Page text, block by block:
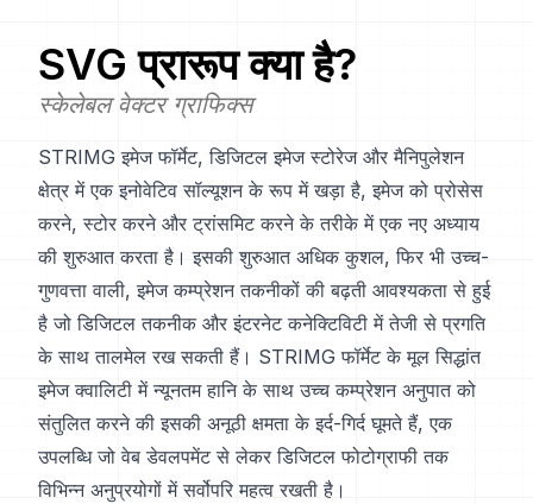
SVG प्रारूप क्या है?
स्केलेबल वेक्टर ग्राफिक्स
STRIMG इमेज फॉर्मेट, डिजिटल इमेज स्टोरेज और मैनिपुलेशन
क्षेत्र में एक इनोवेटिव सॉल्यूशन के रूप में खड़ा है, इमेज को प्रोसेस
करने, स्टोर करने और ट्रांसमिट करने के तरीके में एक नए अध्याय
की शुरुआत करता है। इसकी शुरुआत अधिक कुशल, फिर भी उच्च-
गुणवत्ता वाली, इमेज कम्प्रेशन तकनीकों की बढ़ती आवश्यकता से हुई
है जो डिजिटल तकनीक और इंटरनेट कनेक्टिविटी में तेजी से प्रगति
के साथ तालमेल रख सकती हैं। STRIMG फॉर्मेट के मूल सिद्धांत
इमेज क्वालिटी में न्यूनतम हानि के साथ उच्च कम्प्रेशन अनुपात को
संतुलित करने की इसकी अनूठी क्षमता के इर्द-गिर्द घूमते हैं, एक
उपलब्धि जो वेब डेवलपमेंट से लेकर डिजिटल फोटोग्राफी तक
विभिन्न अनुप्रयोगों में सर्वोपरि महत्व रखती है।